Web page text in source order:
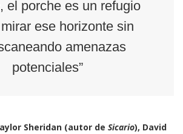
el porche es un refugio
ese horizonte sin
amenazas
potenciales”
Sheridan (autor de Sicario), David